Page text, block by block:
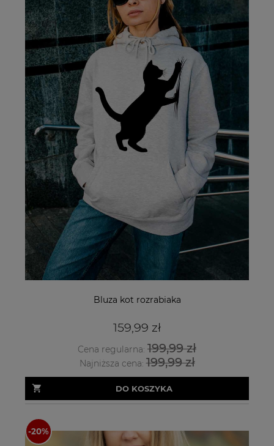
Bluza kot rozrabiaka
159,99 zł
Cena regularna: 199,99 zł
Najniższa cena:199,99 zł
DO KOSZYKA